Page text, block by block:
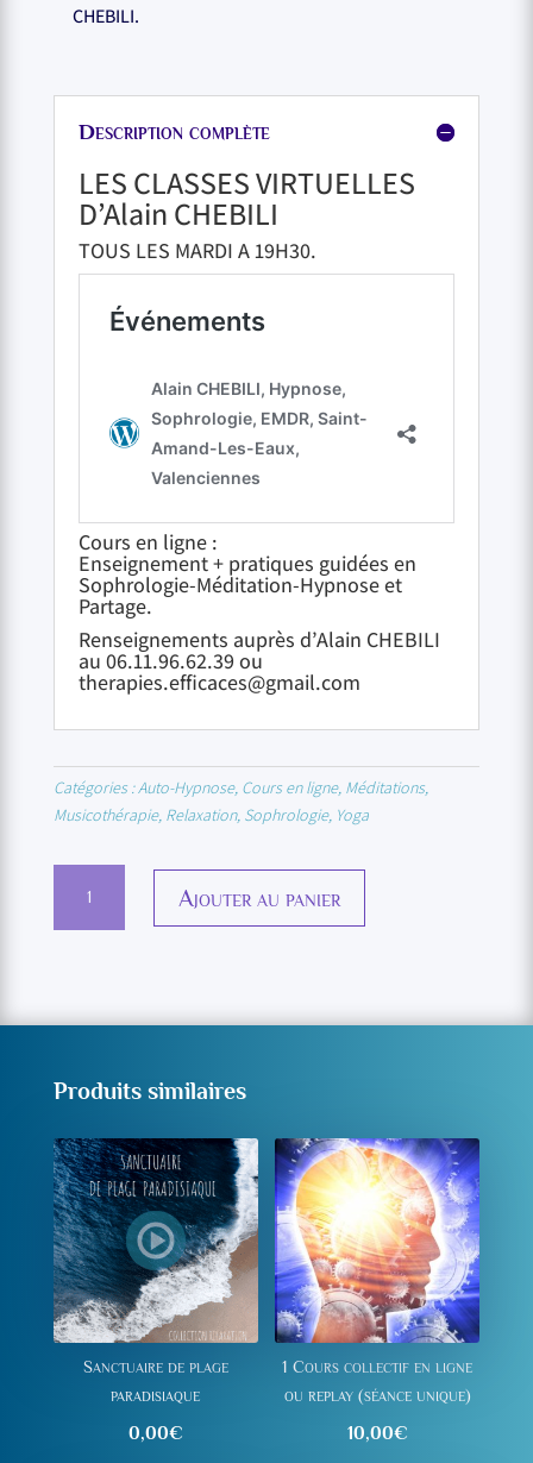
CHEBILI.
Description complète
LES CLASSES VIRTUELLES
D’Alain CHEBILI
TOUS LES MARDI A 19H30.
Cours en ligne :
Enseignement + pratiques guidées en
Sophrologie-Méditation-Hypnose et
Partage.
Renseignements auprès d’Alain CHEBILI
au 06.11.96.62.39 ou
therapies.efficaces@gmail.com
Catégories :Auto-Hypnose, Cours en ligne, Méditations,
Musicothérapie, Relaxation, Sophrologie, Yoga
Forfait
2020)
Ajouter au panier
Produits similaires
Sanctuaire de plage
paradisiaque
0,00€
1 Cours collectif en ligne
ou replay (séance unique)
10,00€